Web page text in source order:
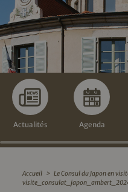
Actualités Agenda
Accueil > Le Consul du Japon en